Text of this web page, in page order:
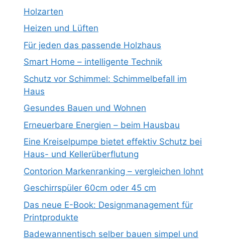
Holzarten
Heizen und Lüften
Für jeden das passende Holzhaus
Smart Home – intelligente Technik
Schutz vor Schimmel: Schimmelbefall im
Haus
Gesundes Bauen und Wohnen
Erneuerbare Energien – beim Hausbau
Eine Kreiselpumpe bietet effektiv Schutz bei
Haus- und Kellerüberflutung
Contorion Markenranking – vergleichen lohnt
Geschirrspüler 60cm oder 45 cm
Das neue E-Book: Designmanagement für
Printprodukte
Badewannentisch selber bauen simpel und